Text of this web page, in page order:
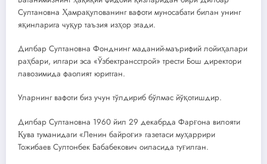
Султановна Ҳамрақулованинг вафоти муносабати билан унинг
яқинларига чуқур таъзия изҳор этади.
Дилбар Султановна Фонднинг маданий-маърифий лойиҳалари
раҳбари, илгари эса «Ўзбектрансстрой» трести Бош директори
лавозимида фаолият юритган.
Уларнинг вафоти биз учун тўлдириб бўлмас йўқотишдир.
Дилбар Султановна 1960 йил 29 декабрда Фарғона вилояти
Қува туманидаги «Ленин байроғи» газетаси муҳаррири
Тожибаев Султонбек Бабабекович оиласида туғилган.